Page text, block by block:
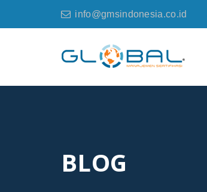
info@gmsindonesia.co.id
BLOG